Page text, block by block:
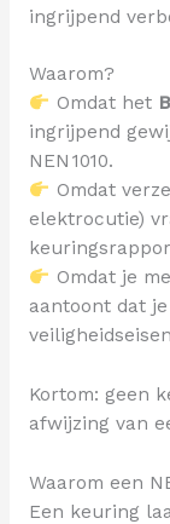
ingrijpend
Waarom?
Omdat het
ingrijpend
NEN 1010.
Omdat
elektrocutie)
Omdat je
aantoont dat
Kortom: geen
afwijzing van
Waarom een
Een keuring